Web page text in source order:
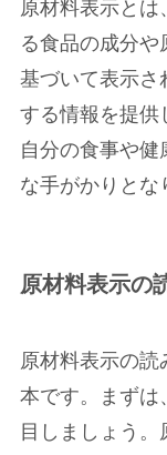
原材料表示と
る食品の成分
基づいて表示さ
する情報を提供
自分の食事や
な手がかりとな
原材料表示の
原材料表示の
本です。まずは
目しましょう。